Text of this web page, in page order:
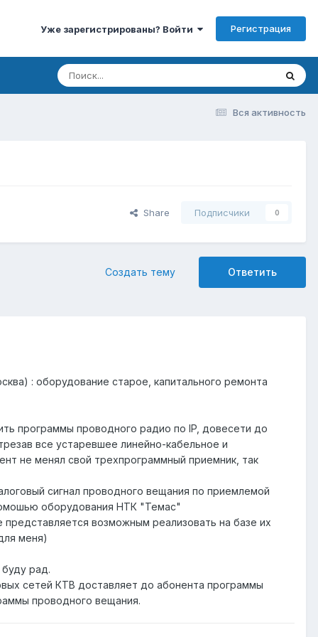
Уже зарегистрированы? Войти Регистрация
Вся активность
Share Подписчики 0
Ответить
Создать тему
: оборудование старое, капитального ремонта
программы проводного радио по IP, довесети до
все устаревшее линейно-кабельное и
не менял свой трехпрограммный приемник, так
сигнал проводного вещания по приемлемой
оборудования НТК "Темас"
возможным реализовать на базе их
меня)
рад.
сетей КТВ доставляет до абонента программы
проводного вещания.